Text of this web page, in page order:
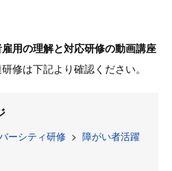
用の理解と対応研修の動画講座
修は下記より確認ください。
ーシティ研修 > 障がい者活躍